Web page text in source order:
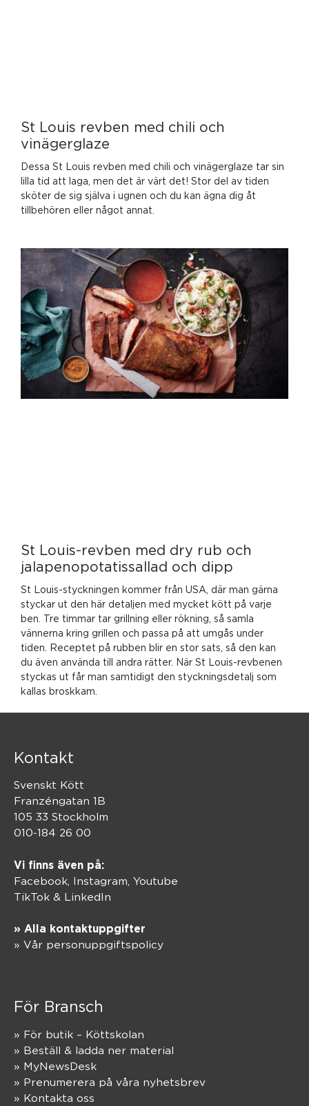
St Louis revben med chili och
vinägerglaze
Dessa St Louis revben med chili och vinägerglaze tar sin
lilla tid att laga, men det är värt det! Stor del av tiden
sköter de sig själva i ugnen och du kan ägna dig åt
tillbehören eller något annat.
St Louis-revben med dry rub och
jalapenopotatissallad och dipp
St Louis-styckningen kommer från USA, där man gärna
styckar ut den här detaljen med mycket kött på varje
ben. Tre timmar tar grillning eller rökning, så samla
vännerna kring grillen och passa på att umgås under
tiden. Receptet på rubben blir en stor sats, så den kan
du även använda till andra rätter. När St Louis-revbenen
styckas ut får man samtidigt den styckningsdetalj som
kallas broskkam.
Kontakt
Svenskt Kött
Franzéngatan 1B
105 33 Stockholm
010-184 26 00
Vi finns även på:
Facebook, Instagram Youtube
TikTok & LinkedIn
» Alla kontaktuppgifter
» Vår personuppgiftspolicy
För Bransch
» För butik – Köttskolan
» Beställ & ladda ner material
» MyNewsDesk
» Prenumerera på våra nyhetsbrev
» Kontakta oss